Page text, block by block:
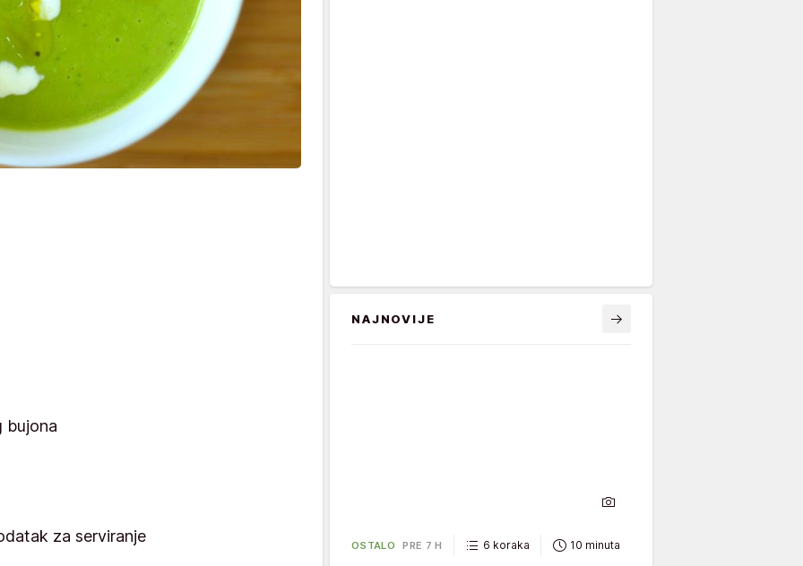
bujona
za serviranje
NAJNOVIJE
OSTALO PRE 7 H 6 koraka 10 minuta